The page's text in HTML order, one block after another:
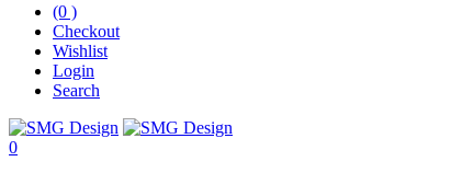
(0 )
Checkout
Wishlist
Login
Search
0